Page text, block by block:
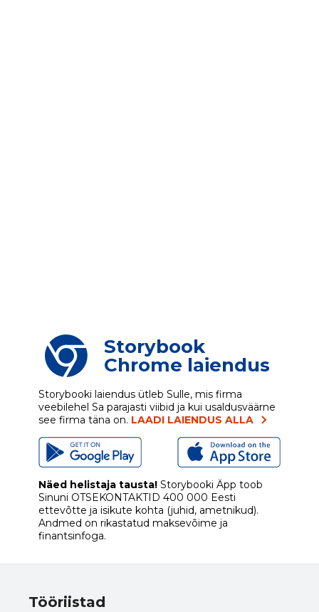
Storybook
Chrome laiendus
Storybooki laiendus ütleb Sulle, mis firma
veebilehel Sa parajasti viibid ja kui usaldusväärne
see firma täna on. LAADI LAIENDUS ALLA
Näed helistaja tausta! Storybooki Äpp toob
Sinuni OTSEKONTAKTID 400 000 Eesti
ettevõtte ja isikute kohta (juhid, ametnikud).
Andmed on rikastatud maksevõime ja
finantsinfoga.
Tööriistad